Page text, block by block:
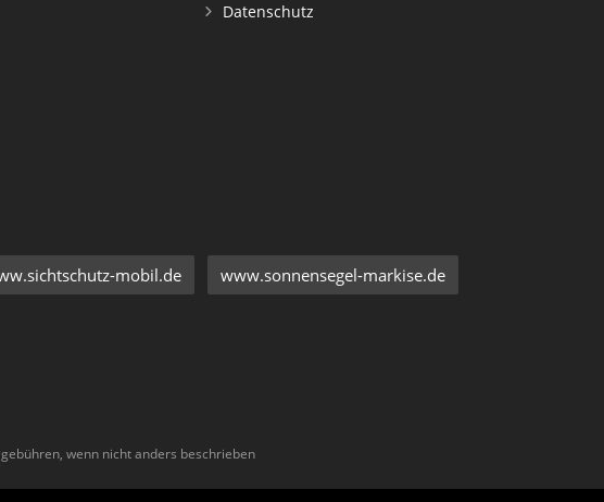
Datenschutz
mobil.de www.sonnensegel-markise.de
wenn nicht anders beschrieben